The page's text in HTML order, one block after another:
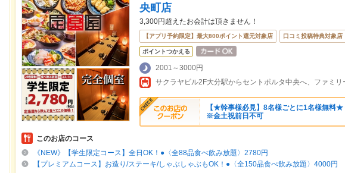
央町店
3,300円超えたお会計は頂きません！
【アプリ予約限定】最大800ポイント還元対象店 口コミ投稿特典対象店
ポイントつかえる
2001～3000円
【★幹事様必見】8名様ごとに1名様無料
※金土祝前日不可
このお店のコース
《NEW》【学生限定コース】全日OK！●〈全88品食べ飲み放題〉2780円
【プレミアムコース】お造り/ステーキ/しゃぶしゃぶもOK！●〈全150品食べ飲み放題〉4000円